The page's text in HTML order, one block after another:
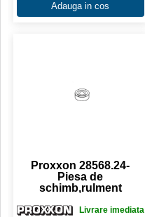
Adauga in cos
Proxxon 28568.24-
Piesa de
schimb,rulment
Livrare imediata